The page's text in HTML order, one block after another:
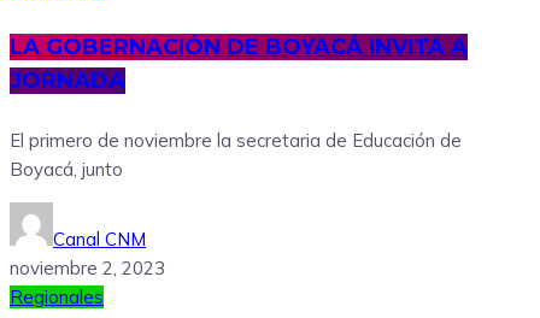
LA GOBERNACIÓN DE BOYACÁ INVITA A
JORNADA
El primero de noviembre la secretaria de Educación de
Boyacá, junto
Canal CNM
noviembre 2, 2023
Regionales